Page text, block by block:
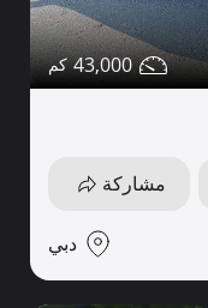
43,000
مشاركة
دبي